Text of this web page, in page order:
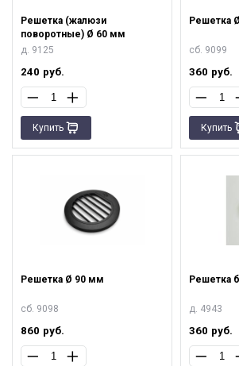
Решетка (жалюзи
поворотные) Ø 60 мм
д. 9125
240 руб.
Купить
Решетка
сб. 9099
360 руб.
Купить
Решетка Ø 90 мм
сб. 9098
860 руб.
Решетка
д. 4943
360 руб.